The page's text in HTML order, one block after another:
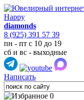
Happy
diamonds
8 (925) 391 57 39
пн - пт с 10 до 19
сб и вс - выходные
Написать
0